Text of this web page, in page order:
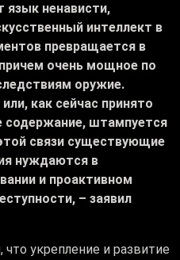
язык ненависти,
интеллект в
превращается в
очень мощное по
оружие.
как сейчас принято
содержание, штампуется
связи существующие
нуждаются в
и проактивном
– заявил
что укрепление и развитие